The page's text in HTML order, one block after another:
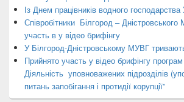
Із Днем працівників водного господарства
Співробітники Білгород –
участь в у відео брифінгу
У Білгород-Дністровському МУВГ
Прийнято участь у відео брифінгу
Діяльність уповноважених підрозділів
питань запобігання і протидії корупції”